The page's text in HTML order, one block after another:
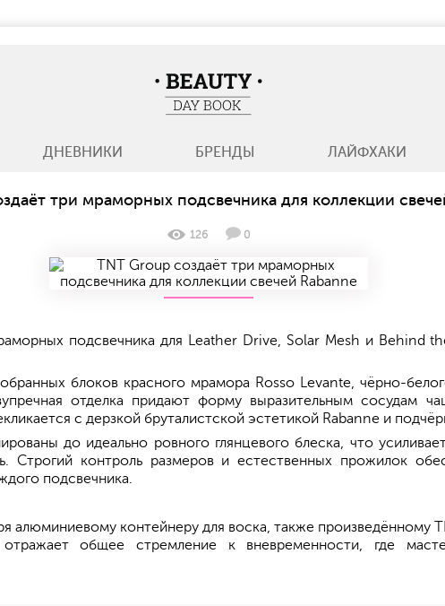
ДНЕВНИКИ БРЕНДЫ ЛАЙФХАКИ
BeautyDayBook
три мраморных подсвечника для коллекции
126 0
подсвечника для Leather Drive, Solar Mesh и Behind
блоков красного мрамора Rosso Levante, чёрно-
отделка придают форму выразительным сосудам
с дерзкой бруталистской эстетикой Rabanne и
до идеально ровного глянцевого блеска, что
Строгий контроль размеров и естественных прожилок
подсвечника.
алюминиевому контейнеру для воска, также произведённому
общее стремление к вневременности, где